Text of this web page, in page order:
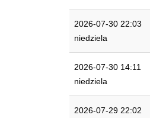
2026-07-30 22:03
niedziela
2026-07-30 14:11
niedziela
2026-07-29 22:02